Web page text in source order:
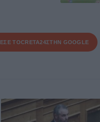
ΤΟCRETA24ΣΤΗΝ GOOGLE